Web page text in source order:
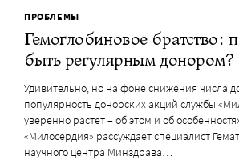
ПРОБЛЕМЫ
Гемоглобиновое братство:
быть регулярным донором?
Удивительно, но на фоне снижения числа
популярность донорских акций службы
уверенно растет – об этом и об
«Милосердия» рассуждает специалист
научного центра Минздрава…